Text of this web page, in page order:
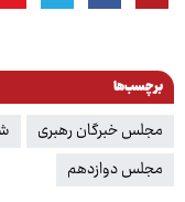
برچسب‌ها
مجلس خبرگان رهبری
مجلس دوازدهم